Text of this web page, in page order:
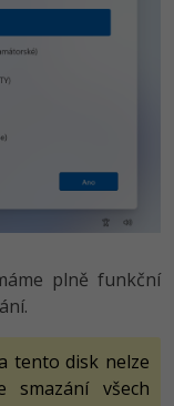
plně funkční
tento disk nelze
smazání všech